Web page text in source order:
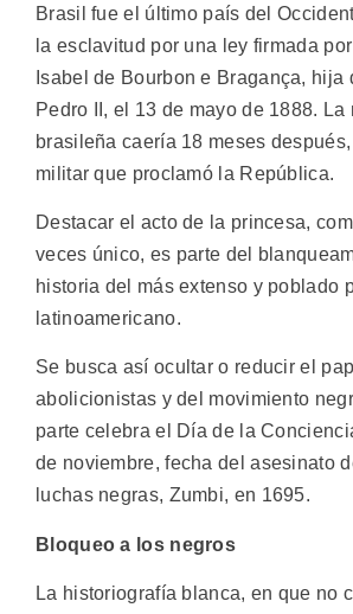
Brasil fue el último país del
la esclavitud por una ley firmada
Isabel de Bourbon e Bragança, hija
Pedro II, el 13 de mayo de 1888. La
brasileña caería 18 meses
militar que proclamó la República.
Destacar el acto de la princesa,
veces único, es parte del
historia del más extenso y poblado
latinoamericano.
Se busca así ocultar o reducir el
abolicionistas y del movimiento
parte celebra el Día de la
de noviembre, fecha del asesinato
luchas negras, Zumbi, en 1695.
Bloqueo a los negros
La historiografía blanca, en que no